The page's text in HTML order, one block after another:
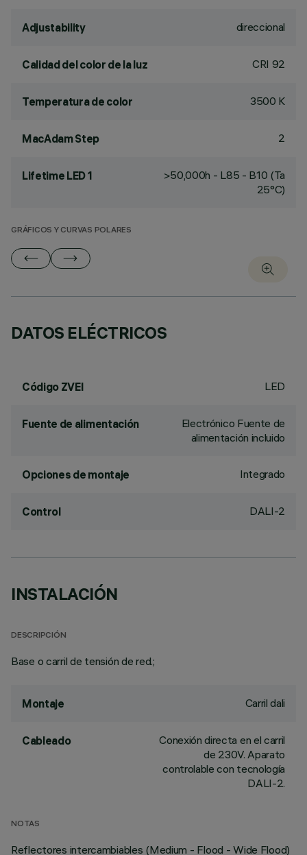
Adjustability direccional
Calidad del color de la luz CRI 92
Temperatura de color 3500 K
MacAdam Step 2
Lifetime LED 1
>50,000h - L85 - B10 (Ta
25°C)
GRÁFICOS Y CURVAS POLARES
DATOS ELÉCTRICOS
Código ZVEI LED
Fuente de alimentación
Electrónico Fuente de
alimentación incluido
Opciones de montaje Integrado
Control DALI-2
INSTALACIÓN
DESCRIPCIÓN
Base o carril de tensión de red.;
Montaje Carril dali
Cableado
Conexión directa en el carril
de 230V. Aparato
controlable con tecnología
DALI-2.
NOTAS
Reflectores intercambiables (Medium - Flood - Wide Flood)